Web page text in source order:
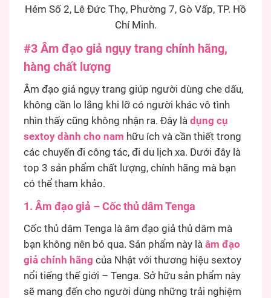
Hẻm Số 2, Lê Đức Thọ, Phường 7, Gò Vấp, TP. Hồ
Chí Minh.
#3 Âm đạo giả ngụy trang chính hãng,
hàng chất lượng
Âm đạo giả ngụy trang giúp người dùng che dấu,
không cần lo lắng khi lỡ có người khác vô tình
nhìn thấy cũng không nhận ra. Đây là dụng cụ
sextoy dành cho nam hữu ích và cần thiết trong
các chuyến đi công tác, đi du lịch xa. Dưới đây là
top 3 sản phẩm chất lượng, chính hãng mà bạn
có thể tham khảo.
1. Âm đạo giả – Cốc thủ dâm Tenga
Cốc thủ dâm Tenga là âm đạo giả thủ dâm mà
bạn không nên bỏ qua. Sản phẩm này là âm đạo
giả chính hãng của Nhật với thương hiệu sextoy
nổi tiếng thế giới – Tenga. Sở hữu sản phẩm này
sẽ mang đến cho người dùng những trải nghiệm